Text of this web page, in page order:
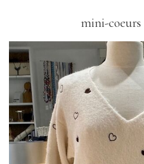
mini-